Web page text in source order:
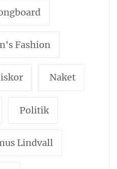
Fashion
Naket
Politik
Lindvall